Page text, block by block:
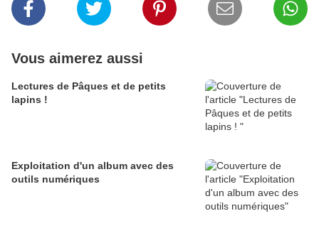
Vous aimerez aussi
Lectures de Pâques et de petits
lapins !
Exploitation d'un album avec des
outils numériques